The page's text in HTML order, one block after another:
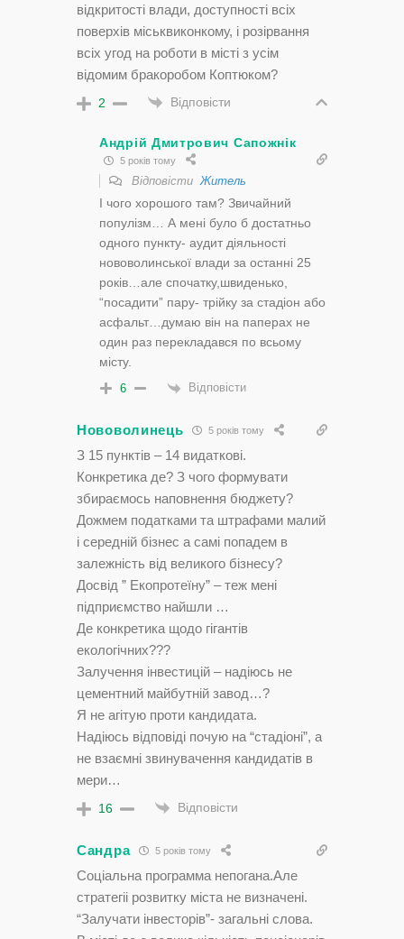
відкритості влади, доступності всіх
поверхів міськвиконкому, і розірвання
всіх угод на роботи в місті з усім
відомим бракоробом Коптюком?
2 Відповісти
Андрій Дмитрович Сапожнік
5 років тому
ВідповістиЖитель
І чого хорошого там? Звичайний
популізм… А мені було б достатньо
одного пункту- аудит діяльності
нововолинської влади за останні 25
років…але спочатку,швиденько,
“посадити” пару- трійку за стадіон або
асфальт…думаю він на паперах не
один раз перекладався по всьому
місту.
6 Відповісти
Нововолинець 5 років тому
З 15 пунктів – 14 видаткові.
Конкретика де? З чого формувати
збираємось наповнення бюджету?
Дожмем податками та штрафами малий
і середній бізнес а самі попадем в
залежність від великого бізнесу?
Досвід ” Екопротеїну” – теж мені
підприємство найшли …
Де конкретика щодо гігантів
екологічних???
Залучення інвестицій – надіюсь не
цементний майбутній завод…?
Я не агітую проти кандидата.
Надіюсь відповіді почую на “стадіоні”, а
не взаємні звинувачення кандидатів в
мери…
16 Відповісти
Сандра 5 років тому
Соцiальна программа непогана.Але
стратегii розвитку мiста не визначенi.
“Залучати iнвесторiв”- загальнi слова.